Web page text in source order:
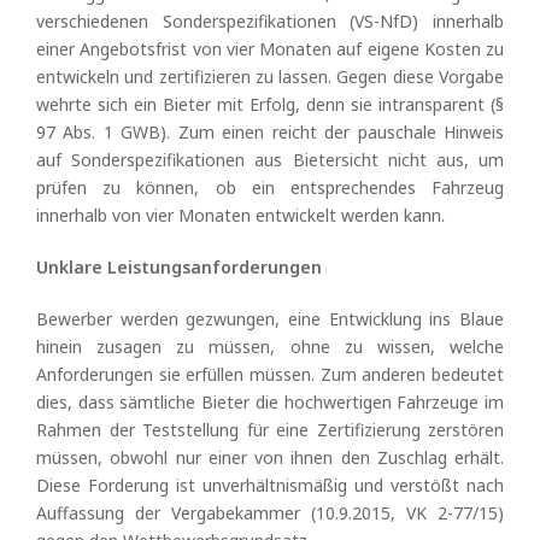
verschiedenen Sonderspezifikationen (VS-NfD) innerhalb
einer Angebotsfrist von vier Monaten auf eigene Kosten zu
entwickeln und zertifizieren zu lassen. Gegen diese Vorgabe
wehrte sich ein Bieter mit Erfolg, denn sie intransparent (§
97 Abs. 1 GWB). Zum einen reicht der pauschale Hinweis
auf Sonderspezifikationen aus Bietersicht nicht aus, um
prüfen zu können, ob ein entsprechendes Fahrzeug
innerhalb von vier Monaten entwickelt werden kann.
Unklare Leistungsanforderungen
Bewerber werden gezwungen, eine Entwicklung ins Blaue
hinein zusagen zu müssen, ohne zu wissen, welche
Anforderungen sie erfüllen müssen. Zum anderen bedeutet
dies, dass sämtliche Bieter die hochwertigen Fahrzeuge im
Rahmen der Teststellung für eine Zertifizierung zerstören
müssen, obwohl nur einer von ihnen den Zuschlag erhält.
Diese Forderung ist unverhältnismäßig und verstößt nach
Auffassung der Vergabekammer (10.9.2015, VK 2-77/15)